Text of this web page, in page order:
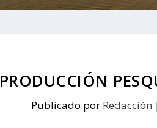
PRODUCCIÓN
Publicado por Redacción